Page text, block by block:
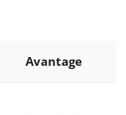
Avantage